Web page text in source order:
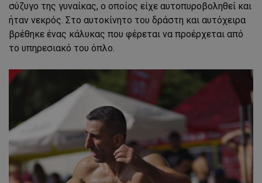
σύζυγο της γυναίκας, ο οποίος είχε αυτοπυροβοληθεί και
ήταν νεκρός. Στο αυτοκίνητο του δράστη και αυτόχειρα
βρέθηκε ένας κάλυκας που φέρεται να προέρχεται από
το υπηρεσιακό του όπλο.